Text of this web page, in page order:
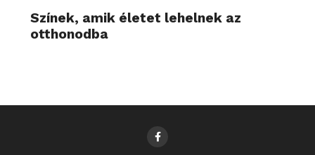
Színek, amik életet lehelnek az
otthonodba